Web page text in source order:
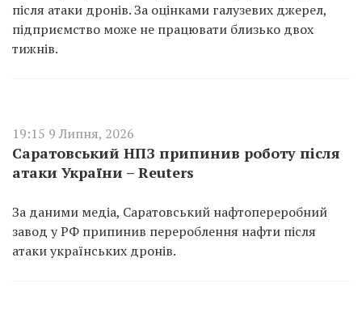
після атаки дронів. За оцінками галузевих джерел,
підприємство може не працювати близько двох
тижнів.
19:15 9 Липня, 2026
Саратовський НПЗ припинив роботу після
атаки України – Reuters
За даними медіа, Саратовський нафтопереробний
завод у РФ припинив перероблення нафти після
атаки українських дронів.